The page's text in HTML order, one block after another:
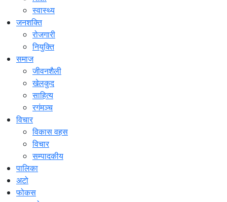
स्वास्थ्य
जनशक्ति
रोजगारी
नियुक्ति
समाज
जीवनशैली
खेलकुद
साहित्य
रगंमञ्च
विचार
विकास वहस
विचार
सम्पादकीय
पालिका
अटो
फोकस